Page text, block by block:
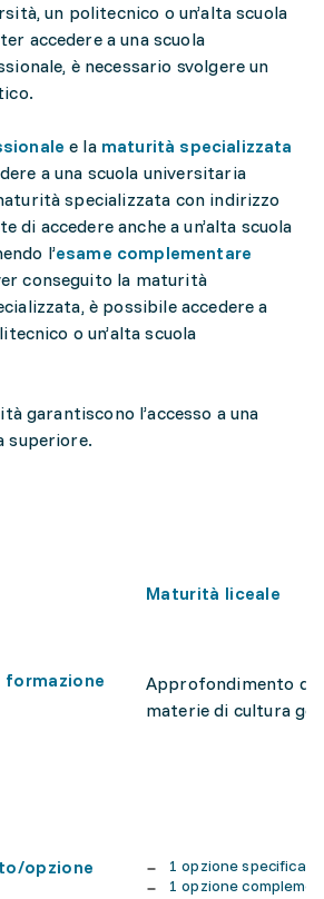
un politecnico o un’alta scuola
accedere a una scuola
è necessario svolgere un
e la maturità specializzata
a una scuola universitaria
specializzata con indirizzo
di accedere anche a un’alta scuola
l’esame complementare
conseguito la maturità
è possibile accedere a
o un’alta scuola
garantiscono l’accesso a una
superiore.
Maturità liceale
formazione
Approfondimento
materie di cultura
opzione
1 opzione specifica
1 opzione